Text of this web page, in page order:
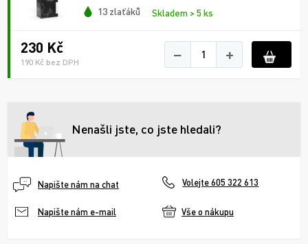
13 zlaťáků Skladem > 5 ks
230 Kč
190 Kč bez DPH − +
Nenašli jste, co jste hledali?
Napište nám na chat Volejte 605 322 613
Napište nám e-mail Vše o nákupu